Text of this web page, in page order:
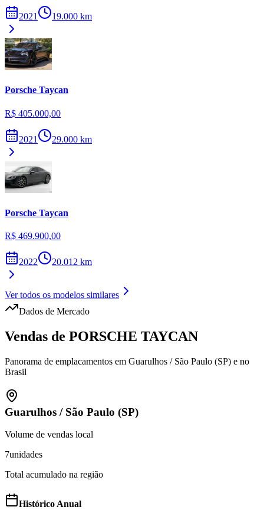
2021 19.000 km
Porsche Taycan
R$ 405.000,00
2021 29.000 km
Porsche Taycan
R$ 469.900,00
2022 20.012 km
Ver todos os modelos similares
Dados de Mercado
Vendas de PORSCHE TAYCAN
Panorama de emplacamentos em Guarulhos / São Paulo (SP) e no
Brasil
Guarulhos / São Paulo (SP)
Volume de vendas local
7unidades
Total acumulado na região
Histórico Anual